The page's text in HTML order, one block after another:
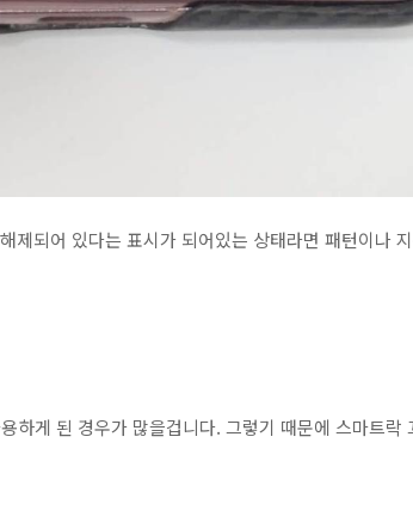
되어 있다는 표시가 되어있는 상태라면 패턴이나
하게 된 경우가 많을겁니다. 그렇기 때문에 스마트락